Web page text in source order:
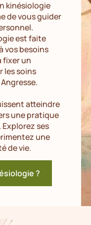
kinésiologie
de vous guider
est faite
vos besoins
fixer un
les soins
atteindre
une pratique
ses
une
de vie.
?